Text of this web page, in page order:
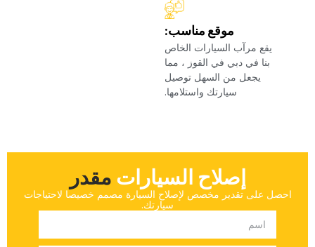
‏موقع مناسب:‏
‏يقع مرآب السيارات الخاص
بنا في دبي في القوز ، مما
يجعل من السهل توصيل
سيارتك واستلامها.‏
إصلاح السيارات ‏مقدر‏
‏احصل على تقدير مخصص لإصلاح السيارة مصمم خصيصا لاحتياجات
سيارتك.‏